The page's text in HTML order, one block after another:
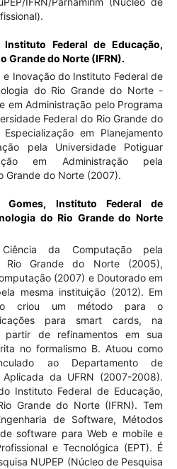
Instituto Federal de Educação,
Grande do Norte (IFRN).
Inovação do Instituto Federal de
do Rio Grande do Norte -
em Administração pelo Programa
Federal do Rio Grande do
em Planejamento
pela Universidade Potiguar
em Administração pela
Grande do Norte (2007).
Gomes, Instituto Federal de
do Rio Grande do Norte
da Computação pela
Rio Grande do Norte (2005),
(2007) e Doutorado em
mesma instituição (2012). Em
criou um método para o
para smart cards, na
de refinamentos em sua
no formalismo B. Atuou como
ao Departamento de
da UFRN (2007-2008).
Instituto Federal de Educação,
Grande do Norte (IFRN). Tem
de Software, Métodos
software para Web e mobile e
e Tecnológica (EPT). É
NUPEP (Núcleo de Pesquisa